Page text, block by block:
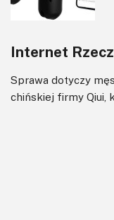
Internet
Sprawa dotyczy
chińskiej firmy Qiui,